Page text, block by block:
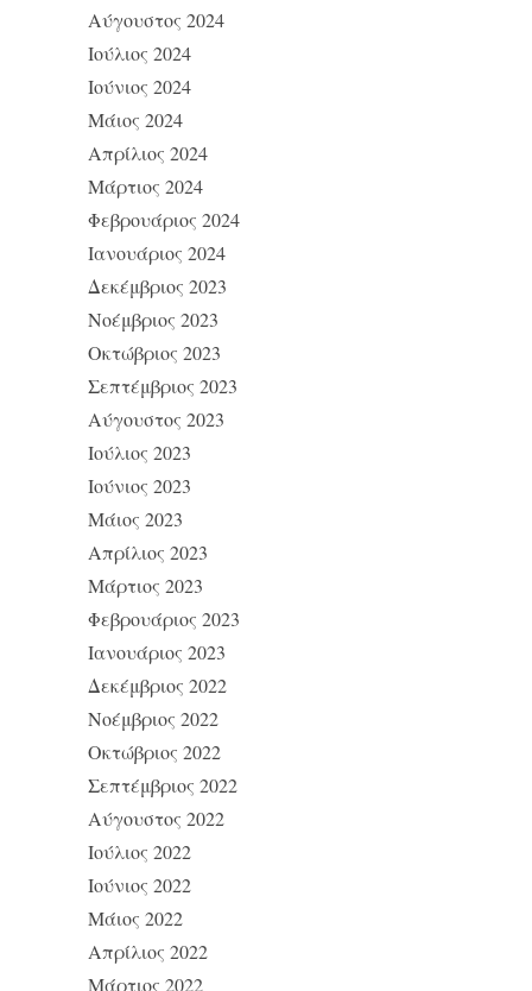
Αύγουστος 2024
Ιούλιος 2024
Ιούνιος 2024
Μάιος 2024
Απρίλιος 2024
Μάρτιος 2024
Φεβρουάριος 2024
Ιανουάριος 2024
Δεκέμβριος 2023
Νοέμβριος 2023
Οκτώβριος 2023
Σεπτέμβριος 2023
Αύγουστος 2023
Ιούλιος 2023
Ιούνιος 2023
Μάιος 2023
Απρίλιος 2023
Μάρτιος 2023
Φεβρουάριος 2023
Ιανουάριος 2023
Δεκέμβριος 2022
Νοέμβριος 2022
Οκτώβριος 2022
Σεπτέμβριος 2022
Αύγουστος 2022
Ιούλιος 2022
Ιούνιος 2022
Μάιος 2022
Απρίλιος 2022
Μάρτιος 2022